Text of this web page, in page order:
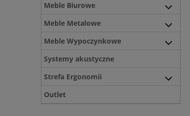
Meble Biurowe
Meble Metalowe
Meble Wypoczynkowe
Systemy akustyczne
Strefa Ergonomii
Outlet